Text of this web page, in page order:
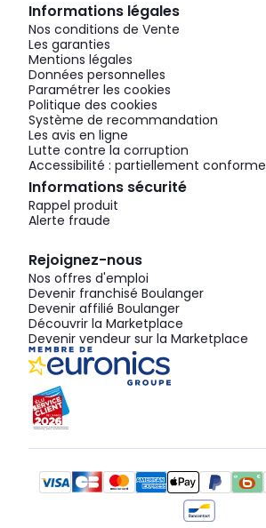
Informations légales
Nos conditions de Vente
Les garanties
Mentions légales
Données personnelles
Paramétrer les cookies
Politique des cookies
Système de recommandation
Les avis en ligne
Lutte contre la corruption
Accessibilité : partiellement conforme
Informations sécurité
Rappel produit
Alerte fraude
Rejoignez-nous
Nos offres d'emploi
Devenir franchisé Boulanger
Devenir affilié Boulanger
Découvrir la Marketplace
Devenir vendeur sur la Marketplace